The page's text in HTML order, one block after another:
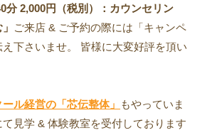
分 2,000円（税別）：カウンセリン
ご来店 & ご予約の際には「キャンペ
下さいませ。 皆様に大変好評を頂い
ル経営の「芯伝整体」
もやっていま
見学 & 体験教室を受付しております